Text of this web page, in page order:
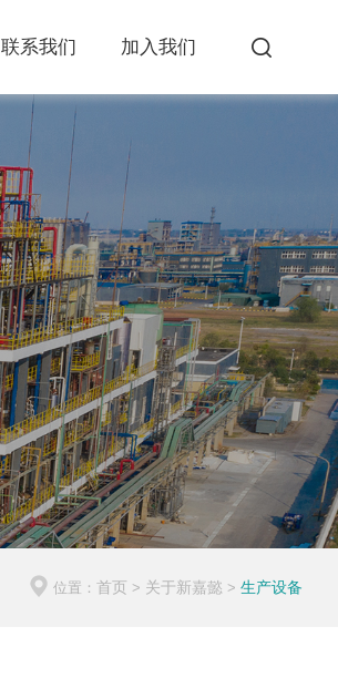
联系我们 加入我们
位置： 首页 > 关于新嘉懿 > 生产设备